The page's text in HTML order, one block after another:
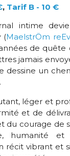
, Tarif B - 10 €
intime
(MaelstrÖm
de quête
jamais
dessine un
léger et
et de
du courage de
humanité et
récit vibrant et